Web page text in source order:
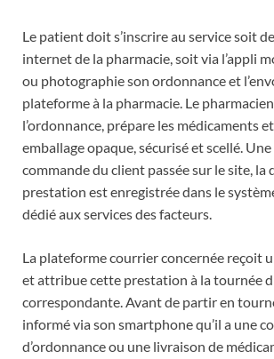
Le patient doit s’inscrire au service soit
internet de la pharmacie, soit via l’appli
ou photographie son ordonnance et
plateforme à la pharmacie. Le
l’ordonnance, prépare les médicaments
emballage opaque, sécurisé et scellé.
commande du client passée sur le site, la
prestation est enregistrée dans le
dédié aux services des facteurs.
La plateforme courrier concernée reçoit
et attribue cette prestation à la tournée
correspondante. Avant de partir en
informé via son smartphone qu’il a une
d’ordonnance ou une livraison de